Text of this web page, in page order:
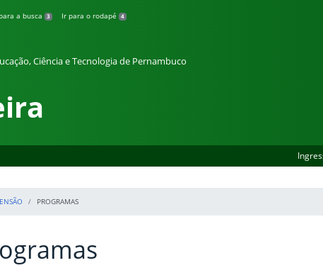
a busca 3 Ir para o rodapé 4
Ciência e Tecnologia de Pernambuco
PROGRAMAS
do conteúdo